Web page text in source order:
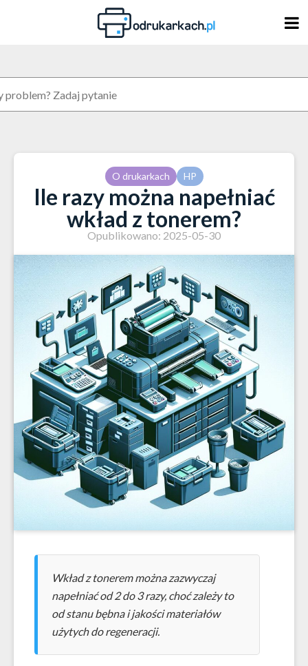
O drukarkach HP
Ile razy można napełniać
wkład z tonerem?
Opublikowano: 2025-05-30
Wkład z tonerem można zazwyczaj
napełniać od 2 do 3 razy, choć zależy to
od stanu bębna i jakości materiałów
użytych do regeneracji.